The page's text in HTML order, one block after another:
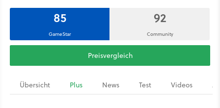
85
GameStar
92
Community
Preisvergleich
Übersicht Plus News Test Videos